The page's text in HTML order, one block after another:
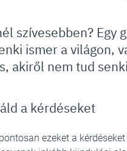
szívesebben? Egy
ismer a világon,
akiről nem tud
a kérdéseket
ezeket a